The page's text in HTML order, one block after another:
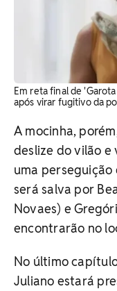
Em reta final de
após virar fugitivo da
A mocinha,
deslize do vilão
uma perseguição
será salva por
Novaes) e
encontrarão no
No último
Juliano estará